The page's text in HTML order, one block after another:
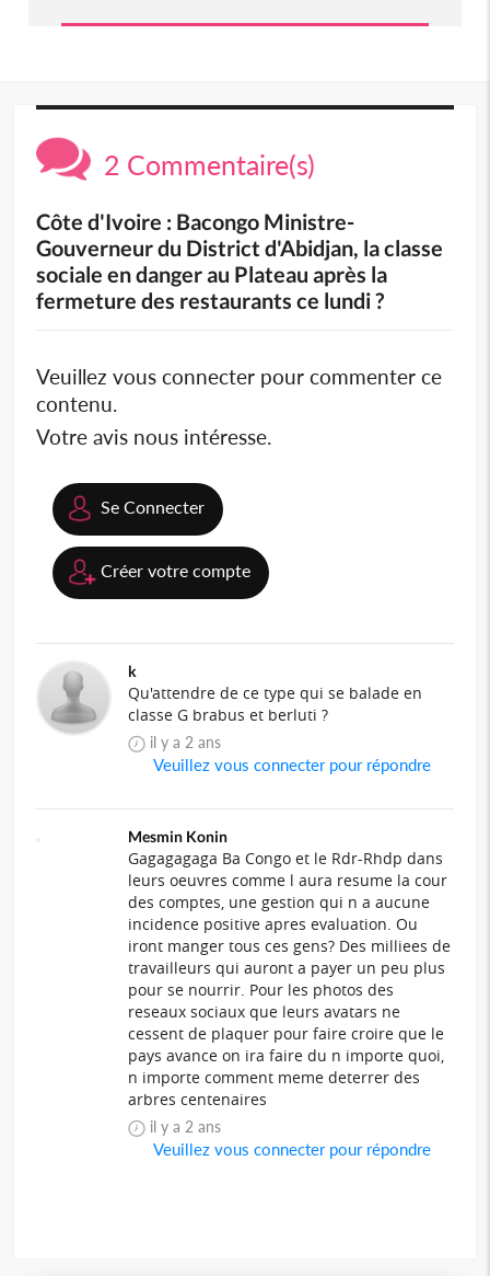
2 Commentaire(s)
Côte d'Ivoire : Bacongo Ministre-
Gouverneur du District d'Abidjan, la classe
sociale en danger au Plateau après la
fermeture des restaurants ce lundi ?
Veuillez vous connecter pour commenter ce
contenu.
Votre avis nous intéresse.
Se Connecter
Créer votre compte
k
Qu'attendre de ce type qui se balade en
classe G brabus et berluti ?
il y a 2 ans
Veuillez vous connecter pour répondre
Mesmin Konin
Gagagagaga Ba Congo et le Rdr-Rhdp dans
leurs oeuvres comme l aura resume la cour
des comptes, une gestion qui n a aucune
incidence positive apres evaluation. Ou
iront manger tous ces gens? Des milliees de
travailleurs qui auront a payer un peu plus
pour se nourrir. Pour les photos des
reseaux sociaux que leurs avatars ne
cessent de plaquer pour faire croire que le
pays avance on ira faire du n importe quoi,
n importe comment meme deterrer des
arbres centenaires
il y a 2 ans
Veuillez vous connecter pour répondre